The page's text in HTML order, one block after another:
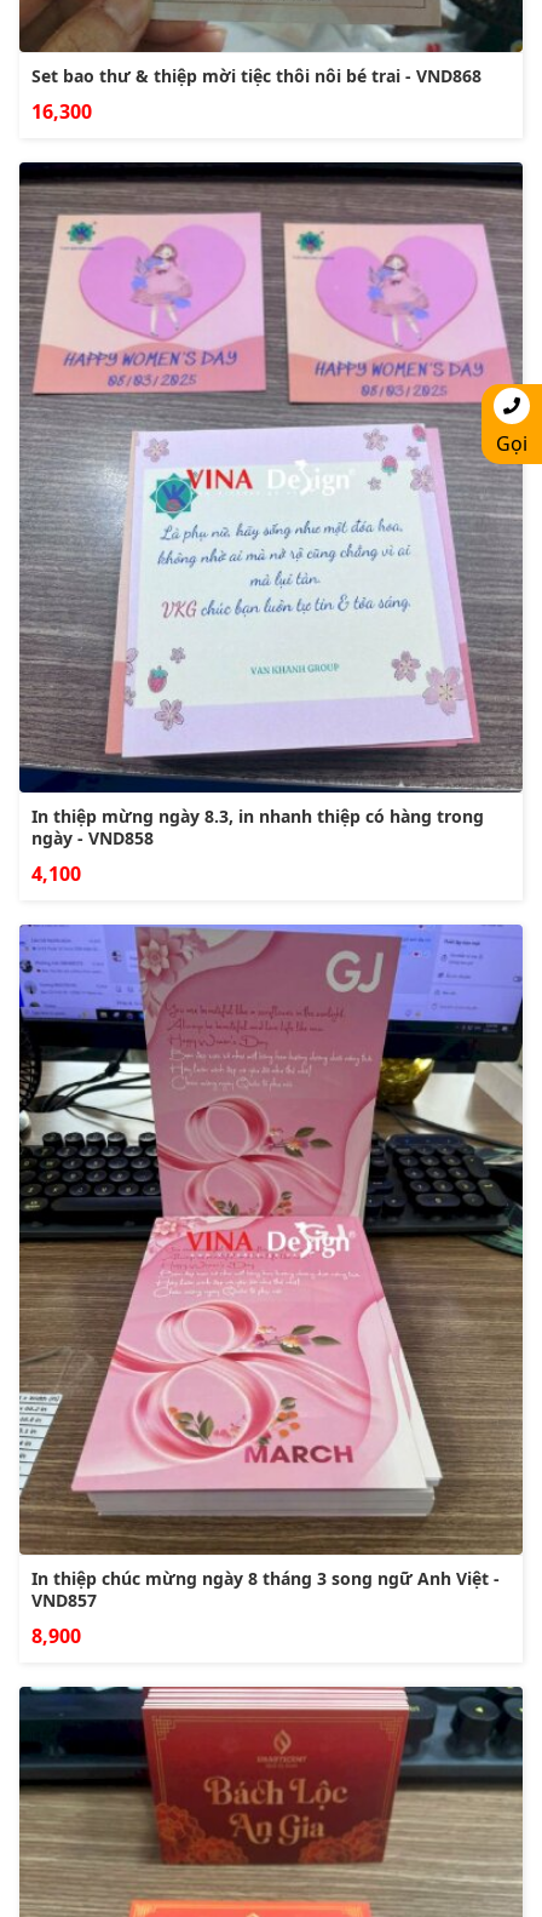
Set bao thư & thiệp mời tiệc thôi nôi bé trai - VND868
16,300
In thiệp mừng ngày 8.3, in nhanh thiệp có hàng trong
ngày - VND858
4,100
In thiệp chúc mừng ngày 8 tháng 3 song ngữ Anh Việt -
VND857
8,900
Gọi